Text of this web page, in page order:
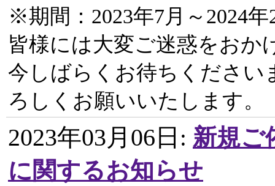
※期間：2023年7月～2024年
皆様には大変ご迷惑をおか
今しばらくお待ちください
ろしくお願いいたします。
2023年03月06日 : 新規ご
に関するお知らせ